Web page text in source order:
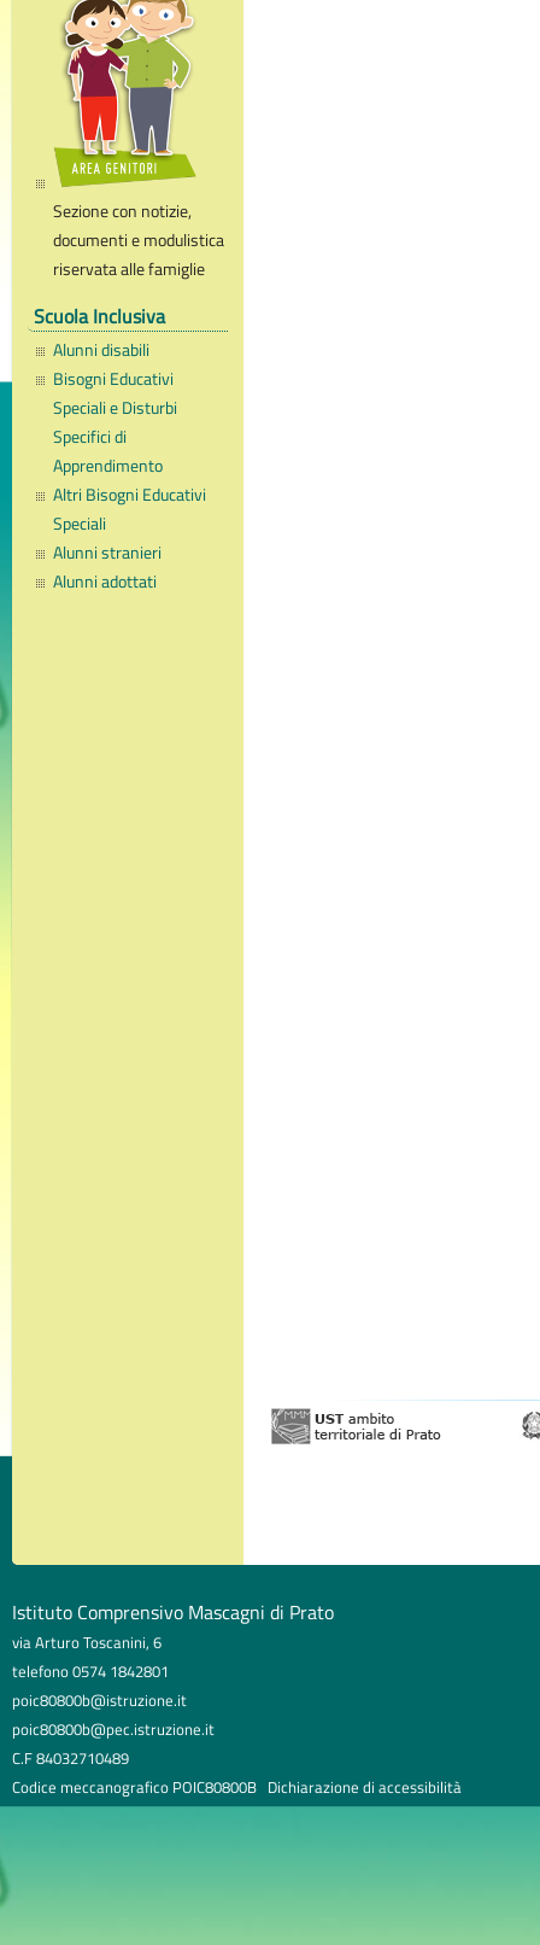
Sezione con notizie,
documenti e modulistica
riservata alle famiglie
Scuola Inclusiva
Alunni disabili
Bisogni Educativi
Speciali e Disturbi
Specifici di
Apprendimento
Altri Bisogni Educativi
Speciali
Alunni stranieri
Alunni adottati
Istituto Comprensivo Mascagni di Prato
via Arturo Toscanini, 6
telefono 0574 1842801
poic80800b@istruzione.it
poic80800b@pec.istruzione.it
C.F 84032710489
Codice meccanografico POIC80800B Dichiarazione di accessibilità